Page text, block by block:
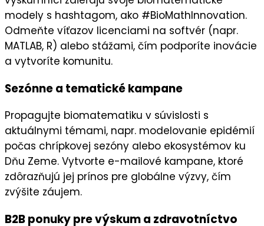
modely s hashtagom, ako #BioMathInnovation.
Odmeňte víťazov licenciami na softvér (napr.
MATLAB, R) alebo stážami, čím podporíte inovácie
a vytvoríte komunitu.
Sezónne a tematické kampane
Propagujte biomatematiku v súvislosti s
aktuálnymi témami, napr. modelovanie epidémií
počas chrípkovej sezóny alebo ekosystémov ku
Dňu Zeme. Vytvorte e-mailové kampane, ktoré
zdôrazňujú jej prínos pre globálne výzvy, čím
zvýšite záujem.
B2B ponuky pre výskum a zdravotníctvo